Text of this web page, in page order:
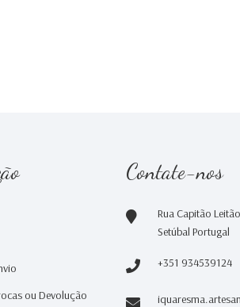
ou Devolução
Contate-nos
Rua Capitão
Setúbal Portugal
+351 934539124